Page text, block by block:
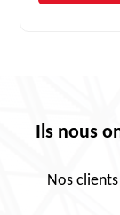
Ils nous
Nos